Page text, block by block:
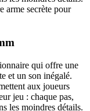
secrète pour
qui offre une
et un son inégalé.
aux joueurs
jeu : chaque pas,
les moindres détails.